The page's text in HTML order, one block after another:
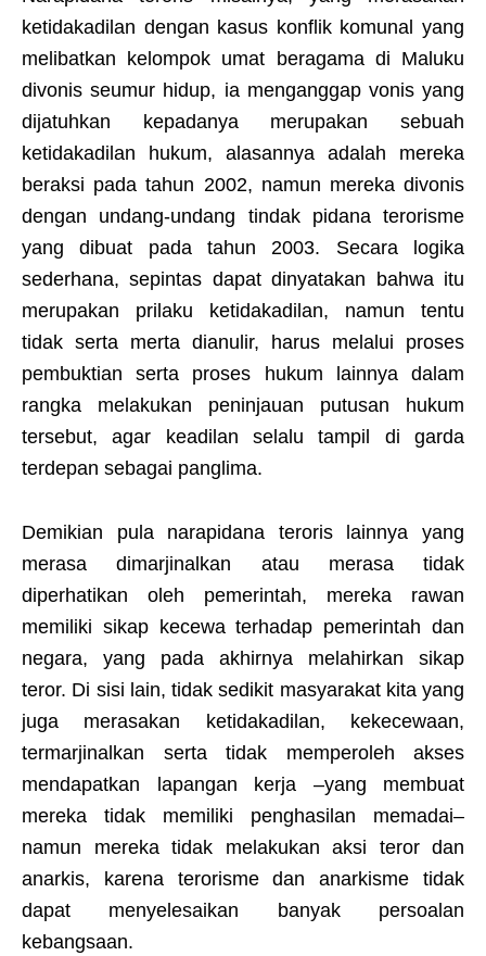
ketidakadilan dengan kasus konflik komunal yang
melibatkan kelompok umat beragama di Maluku
divonis seumur hidup, ia menganggap vonis yang
dijatuhkan kepadanya merupakan sebuah
ketidakadilan hukum, alasannya adalah mereka
beraksi pada tahun 2002, namun mereka divonis
dengan undang-undang tindak pidana terorisme
yang dibuat pada tahun 2003. Secara logika
sederhana, sepintas dapat dinyatakan bahwa itu
merupakan prilaku ketidakadilan, namun tentu
tidak serta merta dianulir, harus melalui proses
pembuktian serta proses hukum lainnya dalam
rangka melakukan peninjauan putusan hukum
tersebut, agar keadilan selalu tampil di garda
terdepan sebagai panglima.
Demikian pula narapidana teroris lainnya yang
merasa dimarjinalkan atau merasa tidak
diperhatikan oleh pemerintah, mereka rawan
memiliki sikap kecewa terhadap pemerintah dan
negara, yang pada akhirnya melahirkan sikap
teror. Di sisi lain, tidak sedikit masyarakat kita yang
juga merasakan ketidakadilan, kekecewaan,
termarjinalkan serta tidak memperoleh akses
mendapatkan lapangan kerja –yang membuat
mereka tidak memiliki penghasilan memadai–
namun mereka tidak melakukan aksi teror dan
anarkis, karena terorisme dan anarkisme tidak
dapat menyelesaikan banyak persoalan
kebangsaan.